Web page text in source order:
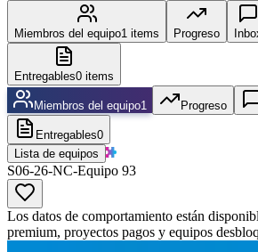
Miembros del equipo1 items Progreso
Entregables0 items
Miembros del equipo1 Progreso
Entregables0
Lista de equipos
S06-26-NC-Equipo 93
Los datos de comportamiento están
premium, proyectos pagos y equipos